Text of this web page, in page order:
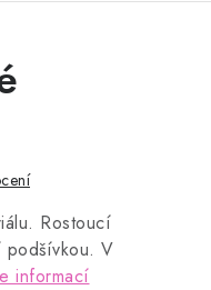
Rostoucí
podšívkou. V
informací